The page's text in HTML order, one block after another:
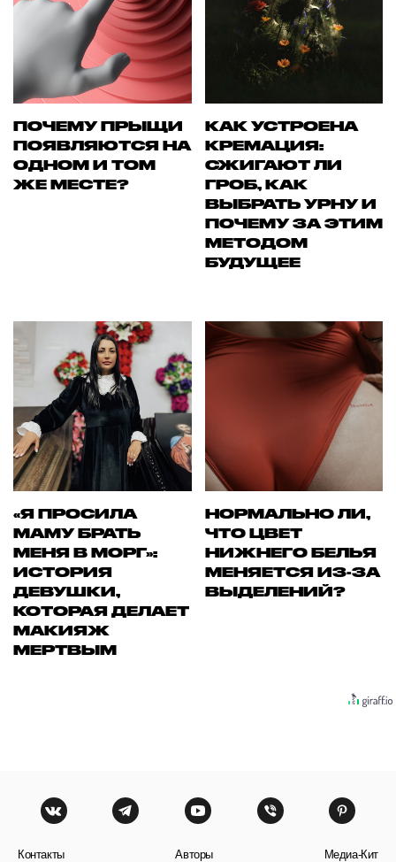
ПОЧЕМУ ПРЫЩИ
ПОЯВЛЯЮТСЯ НА
ОДНОМ И ТОМ
ЖЕ МЕСТЕ?
КАК УСТРОЕНА
КРЕМАЦИЯ:
СЖИГАЮТ ЛИ
ГРОБ, КАК
ВЫБРАТЬ УРНУ И
ПОЧЕМУ ЗА ЭТИМ
МЕТОДОМ
БУДУЩЕЕ
«Я ПРОСИЛА
МАМУ БРАТЬ
МЕНЯ В МОРГ»:
ИСТОРИЯ
ДЕВУШКИ,
КОТОРАЯ ДЕЛАЕТ
МАКИЯЖ
МЕРТВЫМ
НОРМАЛЬНО ЛИ,
ЧТО ЦВЕТ
НИЖНЕГО БЕЛЬЯ
МЕНЯЕТСЯ ИЗ-ЗА
ВЫДЕЛЕНИЙ?
Контакты Авторы Медиа-Кит